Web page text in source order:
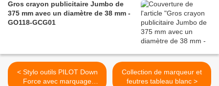
Gros crayon publicitaire Jumbo de
375 mm avec un diamètre de 38 mm -
GO118-GCG01
< Stylo outils PILOT Down
Force avec marquage
Collection de marqueur et
feutres tableau blanc >